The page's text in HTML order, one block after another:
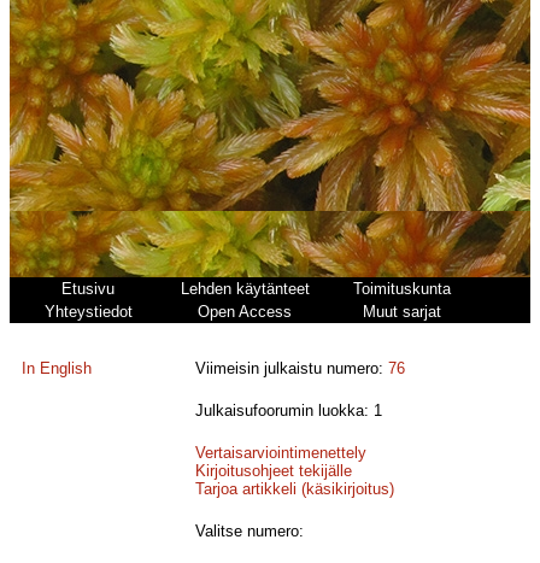
Etusivu Lehden käytänteet
Toimituskunta
Yhteystiedot
Open Access Muut sarjat
In English Viimeisin julkaistu numero:76
Julkaisufoorumin luokka: 1
Vertaisarviointimenettely
Kirjoitusohjeet tekijälle
Tarjoa artikkeli (käsikirjoitus)
Valitse numero: